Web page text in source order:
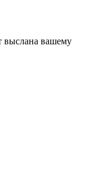
выслана вашему